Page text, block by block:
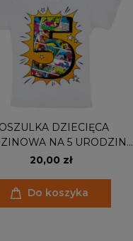
DZIECIĘCA
NA 5 URODZINY
BOHATEROWIE
20,00 zł
Do koszyka